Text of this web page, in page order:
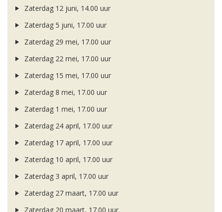
Zaterdag 12 juni, 14.00 uur
Zaterdag 5 juni, 17.00 uur
Zaterdag 29 mei, 17.00 uur
Zaterdag 22 mei, 17.00 uur
Zaterdag 15 mei, 17.00 uur
Zaterdag 8 mei, 17.00 uur
Zaterdag 1 mei, 17.00 uur
Zaterdag 24 april, 17.00 uur
Zaterdag 17 april, 17.00 uur
Zaterdag 10 april, 17.00 uur
Zaterdag 3 april, 17.00 uur
Zaterdag 27 maart, 17.00 uur
Zaterdag 20 maart, 17.00 uur